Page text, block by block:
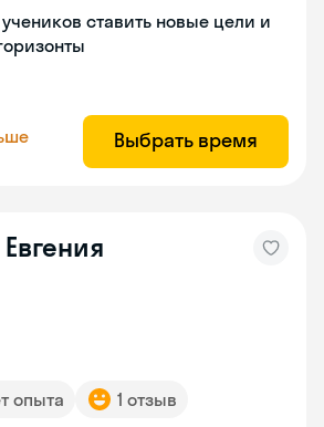
ставить новые цели и
Выбрать время
Евгения
опыта 1 отзыв